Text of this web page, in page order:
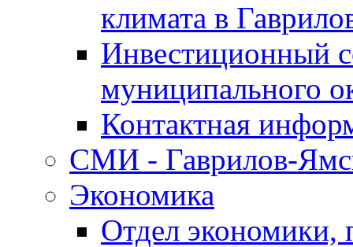
климата в
Инвестиционный
муниципального
Контактная
СМИ - Гаврилов-
Экономика
Отдел экономики,